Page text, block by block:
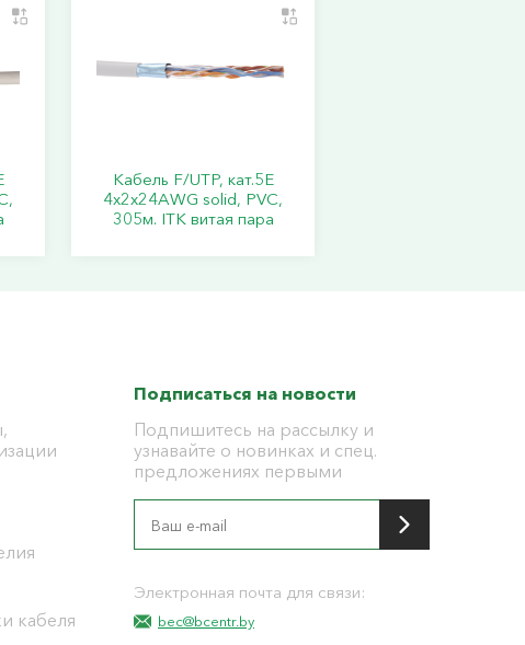
Кабель F/UTP, кат.5Е
4х2х24АWG solid, PVC,
305м. ITK витая пара
кабеля
Подписаться на новости
Подпишитесь на рассылку и
узнавайте о новинках и спец.
предложениях первыми
Электронная почта для связи:
bec@bcentr.by